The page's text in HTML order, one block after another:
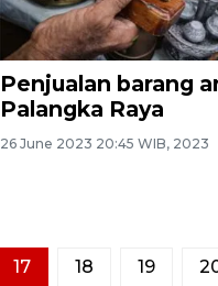
Penjualan barang
Palangka Raya
26 June 2023 20:45 WIB, 2023
17 18 19